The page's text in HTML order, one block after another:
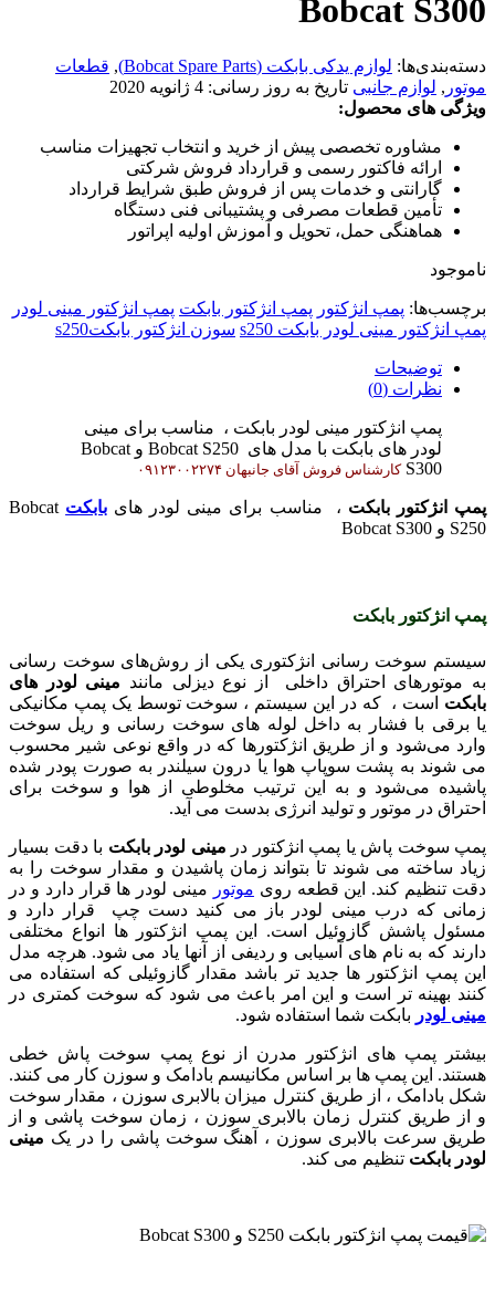
Bobcat S300
دسته‌بندی‌ها: لوازم یدکی بابکت (Bobcat Spare Parts) , قطعات
موتور , لوازم جانبی تاریخ به روز رسانی: 4 ژانویه 2020
ویژگی های محصول:
مشاوره تخصصی پیش از خرید و انتخاب تجهیزات مناسب
ارائه فاکتور رسمی و قرارداد فروش شرکتی
گارانتی و خدمات پس از فروش طبق شرایط قرارداد
تأمین قطعات مصرفی و پشتیبانی فنی دستگاه
هماهنگی حمل، تحویل و آموزش اولیه اپراتور
ناموجود
برچسب‌ها: پمپ انژکتور پمپ انژکتور بابکت پمپ انژکتور مینی لودر
پمپ انژکتور مینی لودر بابکت s250
سوزن انژکتور بابکتs250
توضیحات
نظرات (0)
پمپ انژکتور مینی لودر بابکت ، مناسب برای مینی
لودر های بابکت با مدل های Bobcat S250 و Bobcat
S300 کارشناس فروش آقای جانبهان ۰۹۱۲۳۰۰۲۲۷۴
پمپ انژکتور بابکت ، مناسب برای مینی لودر های بابکت Bobcat
S250 و Bobcat S300
پمپ انژکتور بابکت
سیستم سوخت رسانی انژکتوری یکی از روش‌های سوخت رسانی
به موتورهای احتراق داخلی از نوع دیزلی مانند مینی لودر های
بابکت است ، که در این سیستم ، سوخت توسط یک پمپ مکانیکی
یا برقی با فشار به داخل لوله ‌های سوخت رسانی و ریل سوخت
وارد می‌شود و از طریق انژکتورها که در واقع نوعی شیر محسوب
می ‌شوند به پشت سوپاپ هوا یا درون سیلندر به صورت پودر شده
پاشیده می‌شود و به این ترتیب مخلوطی از هوا و سوخت برای
احتراق در موتور و تولید انرژی بدست می‌ آید.
پمپ سوخت پاش يا پمپ ان‍ژكتور در مینی لودر بابکت با دقت بسيار
زياد ساخته می شوند تا بتواند زمان پاشيدن و مقدار سوخت را به
دقت تنظيم كند. این قطعه روی موتور
مینی لودر ها قرار دارد و در
زمانی که درب مینی لودر باز می کنید دست چپ قرار دارد و
مسئول پاشش گازوئیل است. این پمپ انژکتور ها انواع مختلفی
دارند که به نام های آسیابی و ردیفی از آنها یاد می شود. هرچه مدل
این پمپ انژکتور ها جدید تر باشد مقدار گازوئیلی که استفاده می
کنند بهینه تر است و این امر باعث می شود که سوخت کمتری در
مینی لودر بابکت شما استفاده شود.
بيشتر پمپ های انژکتور مدرن از نوع پمپ سوخت پاش خطی
هستند. اين پمپ ها بر اساس مكانيسم بادامک و سوزن كار می كنند.
شكل بادامک ، از طريق كنترل ميزان بالابری سوزن ، مقدار سوخت
و از طريق كنترل زمان بالابری سوزن ، زمان سوخت پاشی و از
طريق سرعت بالابری سوزن ، آهنگ سوخت پاشی را در یک مینی
لودر بابکت تنظيم می كند.